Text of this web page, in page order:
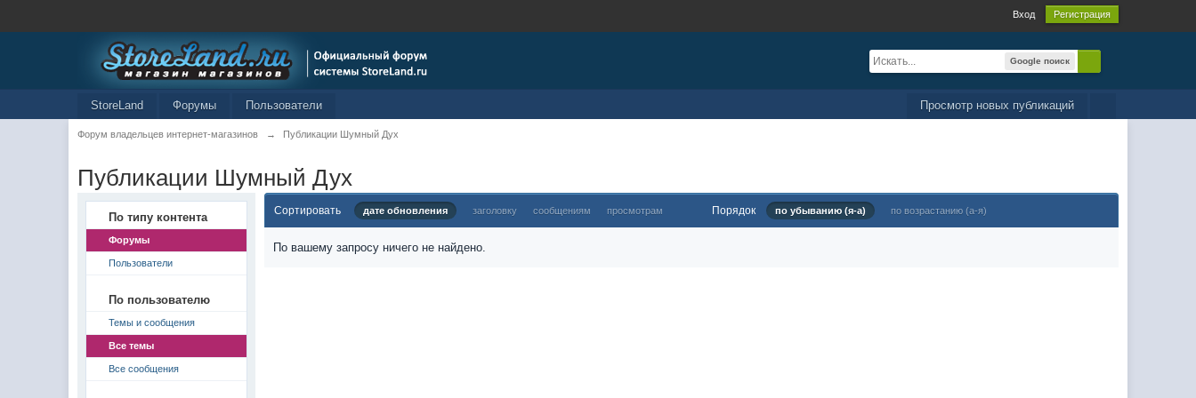
Вход Регистрация
Google поиск
Просмотр новых публикаций
StoreLand Форумы Пользователи
Форум владельцев интернет-магазинов → Публикации Шумный Дух
Публикации Шумный Дух
По типу контента
Форумы
Пользователи
По пользователю
Темы и сообщения
Все темы
Все сообщения
Сортировать дате обновления заголовку сообщениям просмотрам Порядок по убыванию (я-а) по возрастанию (а-я)
По вашему запросу ничего не найдено.